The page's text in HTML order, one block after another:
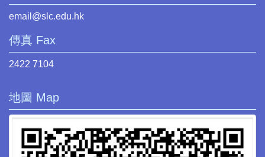
email@slc.edu.hk
傳真 Fax
2422 7104
地圖 Map